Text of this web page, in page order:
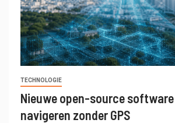
TECHNOLOGIE
Nieuwe open-source
navigeren zonder GPS